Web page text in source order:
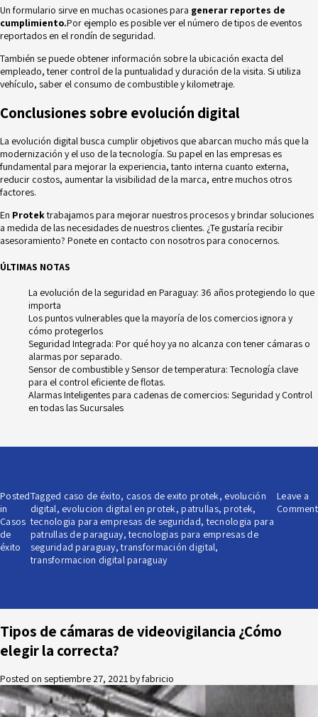
Un formulario sirve en muchas ocasiones para generar reportes de
cumplimiento.Por ejemplo es posible ver el número de tipos de eventos
reportados en el rondín de seguridad.
También se puede obtener información sobre la ubicación exacta del
empleado, tener control de la puntualidad y duración de la visita. Si utiliza
vehículo, saber el consumo de combustible y kilometraje.
Conclusiones sobre evolución digital
La evolución digital busca cumplir objetivos que abarcan mucho más que la
modernización y el uso de la tecnología. Su papel en las empresas es
fundamental para mejorar la experiencia, tanto interna cuanto externa,
reducir costos, aumentar la visibilidad de la marca, entre muchos otros
factores.
En Protektrabajamos para mejorar nuestros procesos y brindar soluciones
a medida de las necesidades de nuestros clientes. ¿Te gustaría recibir
asesoramiento? Ponete en contacto con nosotros para conocernos.
ÚLTIMAS NOTAS
La evolución de la seguridad en Paraguay: 36 años protegiendo lo que
importa
Los puntos vulnerables que la mayoría de los comercios ignora y
cómo protegerlos
Seguridad Integrada: Por qué hoy ya no alcanza con tener cámaras o
alarmas por separado.
Sensor de combustible y Sensor de temperatura: Tecnología clave
para el control eficiente de flotas.
Alarmas Inteligentes para cadenas de comercios: Seguridad y Control
en todas las Sucursales
Posted
in
Casos
de
éxito
Tagged caso de éxito, casos de exito protek, evolución
digital, evolucion digital en protek,patrullas,protek,
tecnologia para empresas de seguridad,tecnologia para
patrullas de paraguay,tecnologias para empresas de
seguridad paraguay,transformación digital,
transformacion digital paraguay
Leave a
Comment
Tipos de cámaras de videovigilancia ¿Cómo
elegir la correcta?
Posted on septiembre 27, 2021byfabricio